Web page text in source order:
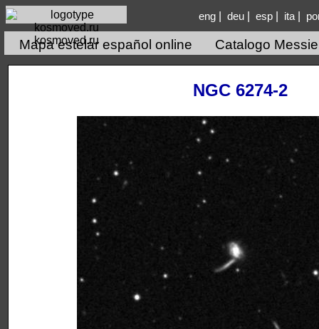
kosmoved.ru
eng| deu| esp| ita|
Mapa estelar español online Catalogo
NGC 6274-2